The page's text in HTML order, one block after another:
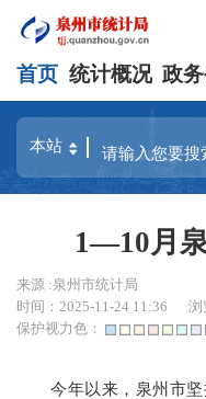
首页 统计概况 政
1—10月
来源 :泉州市统计局
时间：2025-11-24 11:36
浏
保护视力色：
今年以来，泉州市